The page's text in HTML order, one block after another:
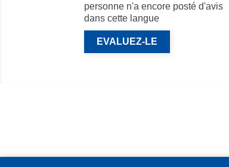
personne n'a encore posté d'avis
dans cette langue
EVALUEZ-LE